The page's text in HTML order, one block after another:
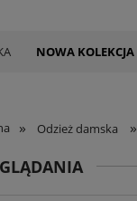
NOWA KOLEKCJA
» Odzież damska »